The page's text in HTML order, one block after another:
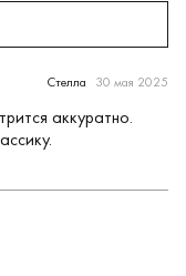
Стелла 30 мая 2025
аккуратно.